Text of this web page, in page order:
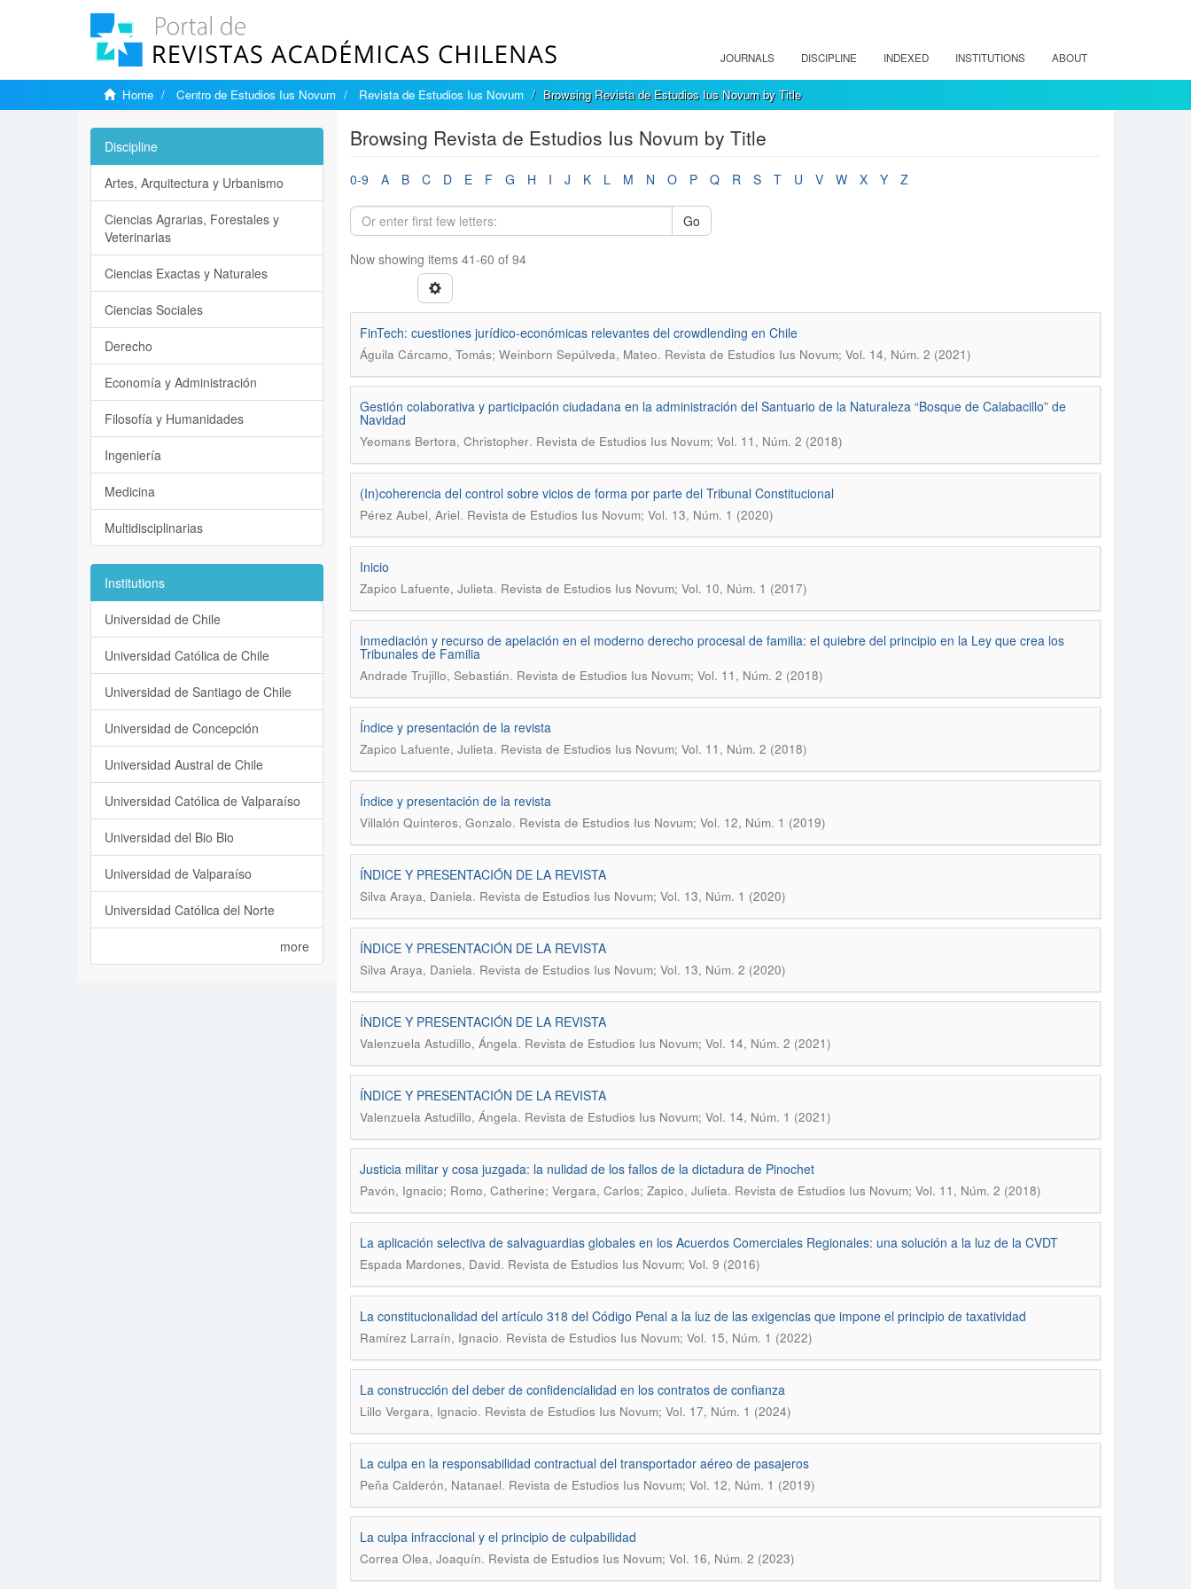
JOURNALS DISCIPLINE INDEXED INSTITUTIONS ABOUT
Home Centro de Estudios Ius Novum Revista de Estudios Ius Novum Browsing Revista de Estudios Ius Novum by Title
Browsing Revista de Estudios Ius Novum by Title
0-9 A B C D E F G H I J K L M N O P Q R S T U V W X Y Z
Go
Now showing items 41-60 of 94
FinTech: cuestiones jurídico-económicas relevantes del crowdlending en Chile
Águila Cárcamo, Tomás; Weinborn Sepúlveda, Mateo. Revista de Estudios Ius Novum; Vol. 14, Núm. 2 (2021)
Gestión colaborativa y participación ciudadana en la administración del Santuario de la Naturaleza “Bosque de Calabacillo” de
Navidad
Yeomans Bertora, Christopher. Revista de Estudios Ius Novum; Vol. 11, Núm. 2 (2018)
(In)coherencia del control sobre vicios de forma por parte del Tribunal Constitucional
Pérez Aubel, Ariel. Revista de Estudios Ius Novum; Vol. 13, Núm. 1 (2020)
Inicio
Zapico Lafuente, Julieta. Revista de Estudios Ius Novum; Vol. 10, Núm. 1 (2017)
Inmediación y recurso de apelación en el moderno derecho procesal de familia: el quiebre del principio en la Ley que crea los
Tribunales de Familia
Andrade Trujillo, Sebastián. Revista de Estudios Ius Novum; Vol. 11, Núm. 2 (2018)
Índice y presentación de la revista
Zapico Lafuente, Julieta. Revista de Estudios Ius Novum; Vol. 11, Núm. 2 (2018)
Índice y presentación de la revista
Villalón Quinteros, Gonzalo. Revista de Estudios Ius Novum; Vol. 12, Núm. 1 (2019)
ÍNDICE Y PRESENTACIÓN DE LA REVISTA
Silva Araya, Daniela. Revista de Estudios Ius Novum; Vol. 13, Núm. 1 (2020)
ÍNDICE Y PRESENTACIÓN DE LA REVISTA
Silva Araya, Daniela. Revista de Estudios Ius Novum; Vol. 13, Núm. 2 (2020)
ÍNDICE Y PRESENTACIÓN DE LA REVISTA
Valenzuela Astudillo, Ángela. Revista de Estudios Ius Novum; Vol. 14, Núm. 2 (2021)
ÍNDICE Y PRESENTACIÓN DE LA REVISTA
Valenzuela Astudillo, Ángela. Revista de Estudios Ius Novum; Vol. 14, Núm. 1 (2021)
Justicia militar y cosa juzgada: la nulidad de los fallos de la dictadura de Pinochet
Pavón, Ignacio; Romo, Catherine; Vergara, Carlos; Zapico, Julieta. Revista de Estudios Ius Novum; Vol. 11, Núm. 2 (2018)
La aplicación selectiva de salvaguardias globales en los Acuerdos Comerciales Regionales: una solución a la luz de la CVDT
Espada Mardones, David. Revista de Estudios Ius Novum; Vol. 9 (2016)
La constitucionalidad del artículo 318 del Código Penal a la luz de las exigencias que impone el principio de taxatividad
Ramírez Larraín, Ignacio. Revista de Estudios Ius Novum; Vol. 15, Núm. 1 (2022)
La construcción del deber de confidencialidad en los contratos de confianza
Lillo Vergara, Ignacio. Revista de Estudios Ius Novum; Vol. 17, Núm. 1 (2024)
La culpa en la responsabilidad contractual del transportador aéreo de pasajeros
Peña Calderón, Natanael. Revista de Estudios Ius Novum; Vol. 12, Núm. 1 (2019)
La culpa infraccional y el principio de culpabilidad
Correa Olea, Joaquín. Revista de Estudios Ius Novum; Vol. 16, Núm. 2 (2023)
Discipline
Artes, Arquitectura y Urbanismo
Ciencias Agrarias, Forestales y
Veterinarias
Ciencias Exactas y Naturales
Ciencias Sociales
Derecho
Economía y Administración
Filosofía y Humanidades
Ingeniería
Medicina
Multidisciplinarias
Institutions
Universidad de Chile
Universidad Católica de Chile
Universidad de Santiago de Chile
Universidad de Concepción
Universidad Austral de Chile
Universidad Católica de Valparaíso
Universidad del Bio Bio
Universidad de Valparaíso
Universidad Católica del Norte
more